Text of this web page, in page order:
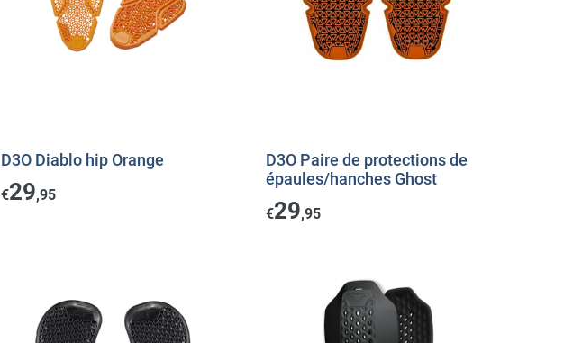
D3O Diablo hip Orange
€29,95
D3O Paire de protections de
épaules/hanches Ghost
€29,95